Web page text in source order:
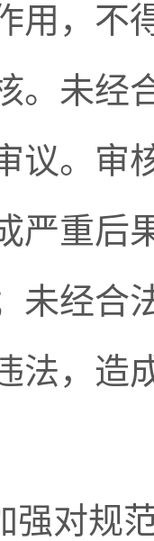
用，不
。未经
议。审
严重后
未经合
法，造
强对规